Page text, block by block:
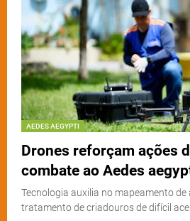
AEDES AEGYPTI
Drones reforçam ações
combate ao Aedes
Tecnologia auxilia no mapeamento de
tratamento de criadouros de difícil